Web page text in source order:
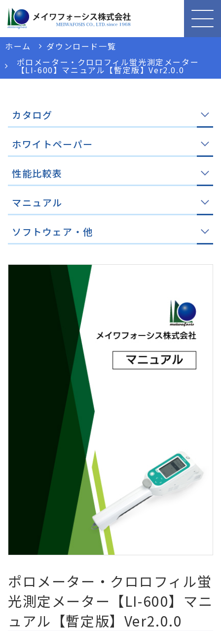
ホーム
ダウンロード一覧
ポロメーター・クロロフィル蛍光測定メーター
【LI-600】マニュアル【暫定版】Ver2.0.0
カタログ
ホワイトペーパー
性能比較表
マニュアル
ソフトウェア・他
ポロメーター・クロロフィル蛍
光測定メーター【LI-600】マニ
ュアル【暫定版】Ver2.0.0